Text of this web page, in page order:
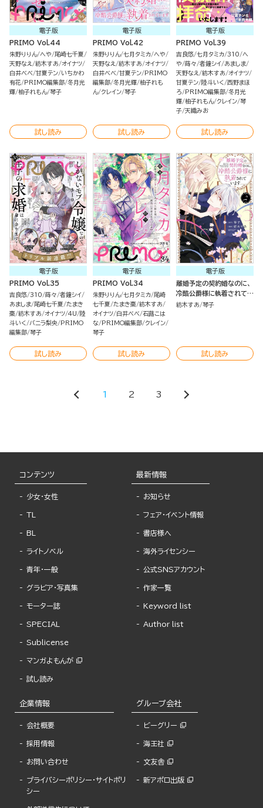
電子版
PRIMO Vol.44
朱野りりん へや 尾崎七千夏
天野なえ
紡木すあ オイナツ
白井べべ 甘夏テン いちかわ
有花
PRIMO編集部 冬月光
輝 柚子れもん 琴子
試し読み
電子版
PRIMO Vol.42
朱野りりん 七月タミカ へや
天野なえ
紡木すあ オイナツ
白井べべ 甘夏テン
PRIMO
編集部 冬月光輝 柚子れも
ん クレイン 琴子
試し読み
電子版
PRIMO Vol.39
吉良悠 七月タミカ 310 へ
や 蒔々 者鐘シイ あましま
天野なえ
紡木すあ オイナツ
甘夏テン 陸斗いく 西野まほ
ろ
PRIMO編集部 冬月光
輝 柚子れもん クレイン 琴
子 天織みお
試し読み
電子版
PRIMO Vol.35
吉良悠 310 蒔々 者鐘シイ
あましま
尾崎七千夏 たまき
棗 紡木すあ オイナツ 4U
陸
斗いく
バニラ梨央
PRIMO
編集部 琴子
試し読み
電子版
PRIMO Vol.34
朱野りりん 七月タミカ
尾崎
七千夏 たまき棗 紡木すあ
オイナツ 白井べべ 石蕗こは
な
PRIMO編集部 クレイン
琴子
試し読み
電子版
離婚予定の契約婚なのに、
冷酷公爵様に執着されてい
ます （2） 【かきおろし小説
紡木すあ 琴子
試し読み
1 2 3
コンテンツ
少女・女性
TL
BL
ライトノベル
青年・一般
グラビア・写真集
モーター誌
SPECIAL
Sublicense
マンガよもんが
試し読み
最新情報
お知らせ
フェア・イベント情報
書店様へ
海外ライセンシー
公式SNSアカウント
作家一覧
Keyword list
Author list
企業情報
会社概要
採用情報
お問い合わせ
プライバシーポリシー・サイトポリ
シー
グループ会社
ビーグリー
海王社
文友舎
新アポロ出版